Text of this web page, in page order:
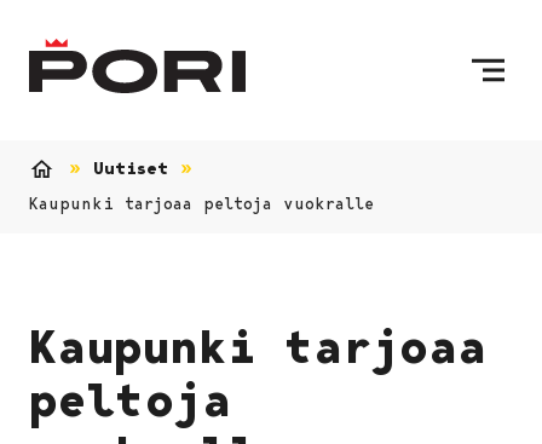
Uutiset
Kaupunki tarjoaa peltoja vuokralle
Kaupunki tarjoaa
peltoja